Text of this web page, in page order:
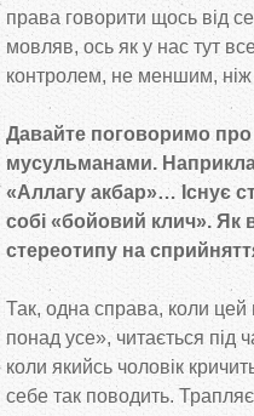
права говорити щось від
мовляв, ось як у нас тут
контролем, не меншим,
Давайте поговоримо про
мусульманами.
«Аллагу акбар»… Існує
собі «бойовий клич». Як
стереотипу на
Так, одна справа, коли цей
понад усе», читається
коли якийсь чоловік
себе так поводить.